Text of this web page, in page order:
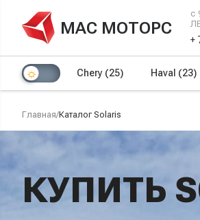
МАС МОТОРС
с
+
Chery (25) Haval (23)
Главная/Каталог Solaris
КУПИТЬ